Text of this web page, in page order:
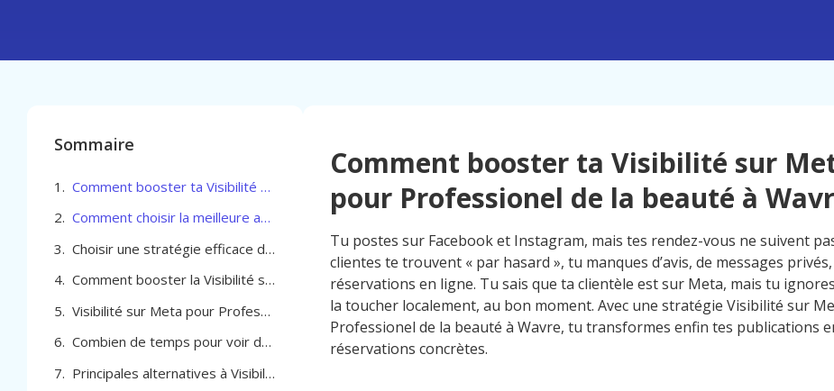
Sommaire
Comment booster ta Visibilité sur Meta pour Professionel de la beauté à Wavre
Comment choisir la meilleure agence pour optimiser la Visibilité sur Meta pour Professionel de la beauté à Wavre
Choisir une stratégie efficace de Visibilité sur Meta pour Professionel de la beauté à Wavre
Comment booster la Visibilité sur Meta pour Professionel de la beauté à Wavre
Visibilité sur Meta pour Professionel de la beauté à Wavre
Combien de temps pour voir des résultats avec la visibilité sur Meta à Wavre
Principales alternatives à Visibilité sur Meta pour Professionel de la beauté à Wavre
Comment booster ta Visibilité sur
pour Professionel de la beauté à
Tu postes sur Facebook et Instagram, mais tes rendez-vous ne suivent
clientes te trouvent « par hasard », tu manques d’avis, de messages
réservations en ligne. Tu sais que ta clientèle est sur Meta, mais tu
la toucher localement, au bon moment. Avec une stratégie Visibilité sur
Professionel de la beauté à Wavre, tu transformes enfin tes publications
réservations concrètes.